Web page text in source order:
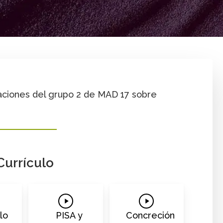
Cambio y relaciones
del grupo 2 de MAD 17 sobre
Play
Video
PISA y
Play
Video
Concreción